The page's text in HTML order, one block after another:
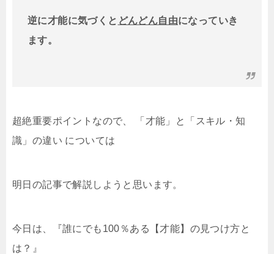
逆に才能に気づくと どんどん自由になっていき
ます。
超絶重要ポイントなので、 「才能」と「スキル・知
識」の違い については
明日の記事で解説しようと思います。
今日は、『誰にでも100％ある【才能】の見つけ方と
は？』